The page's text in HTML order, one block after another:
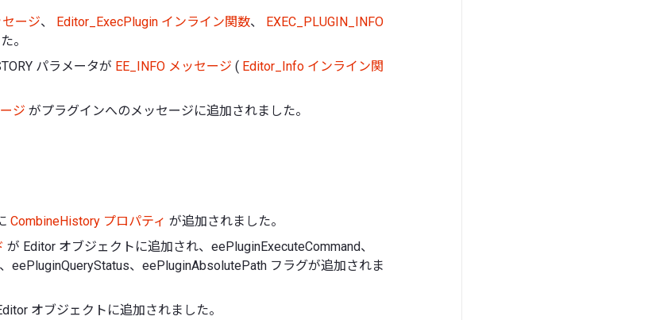
セージ、 Editor_ExecPlugin インライン関数、 EXEC_PLUGIN_INFO
。
パラメータが EE_INFO メッセージ ( Editor_Info インライン関
ジ がプラグインへのメッセージに追加されました。
CombineHistory プロパティ が追加されました。
が Editor オブジェクトに追加され、eePluginExecuteCommand、
eePluginQueryStatus、eePluginAbsolutePath フラグが追加されま
オブジェクトに追加されました。